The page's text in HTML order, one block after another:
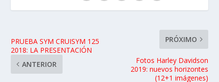
PRUEBA SYM CRUISYM 125
2018: LA PRESENTACIÓN
ANTERIOR
PRÓXIMO
Fotos Harley Davidson
2019: nuevos horizontes
(12+1 imágenes)